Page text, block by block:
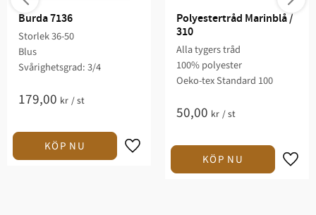
Burda 7136
Storlek 36-50
Blus
Svårighetsgrad: 3/4​
179,00 kr /st
Polyestertråd Marinblå /
310
Alla tygers tråd
100% polyester
Oeko-tex Standard 100
50,00 kr /st